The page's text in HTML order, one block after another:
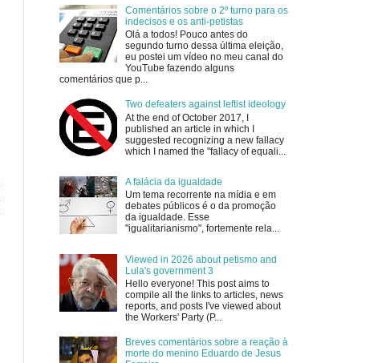
Comentários sobre o 2º turno para os
indecisos e os anti-petistas
Olá a todos! Pouco antes do
segundo turno dessa última eleição,
eu postei um vídeo no meu canal do
YouTube fazendo alguns
comentários que p...
Two defeaters against leftist ideology
At the end of October 2017, I
published an article in which I
suggested recognizing a new fallacy
which I named the "fallacy of equali...
A falácia da igualdade
Um tema recorrente na mídia e em
debates públicos é o da promoção
da igualdade. Esse
"igualitarianismo", fortemente rela...
Viewed in 2026 about petismo and
Lula's government 3
Hello everyone! This post aims to
compile all the links to articles, news
reports, and posts I've viewed about
the Workers' Party (P...
Breves comentários sobre a reação à
morte do menino Eduardo de Jesus